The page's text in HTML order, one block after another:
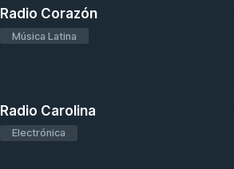
Radio Corazón
Música Latina
Radio Carolina
Electrónica